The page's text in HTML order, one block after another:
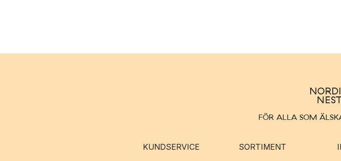
FÖR ALLA SOM
KUNDSERVICE SORTIMENT